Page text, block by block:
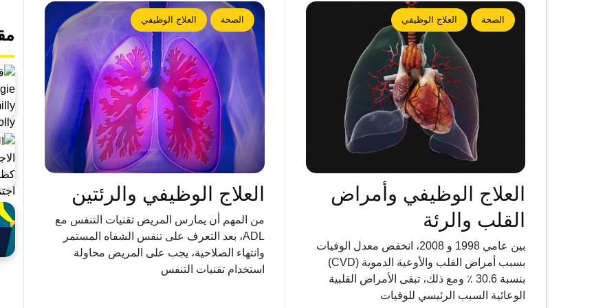
الصحة العلاج الوظيفي
العلاج الوظيفي وأمراض
القلب والرئة
بين عامي 1998 و 2008، انخفض معدل الوفيات
بسبب أمراض القلب والأوعية الدموية (CVD)
بنسبة 30.6 ٪ ومع ذلك، تبقى الأمراض القلبية
الوعائية السبب الرئيسي للوفيات
الصحة العلاج الوظيفي
العلاج الوظيفي والرئتين
من المهم أن يمارس المريض تقنيات التنفس مع
ADL، بعد التعرف على تنفس الشفاه المستمر
وانتهاء الصلاحية، يجب على المريض محاولة
استخدام تقنيات التنفس